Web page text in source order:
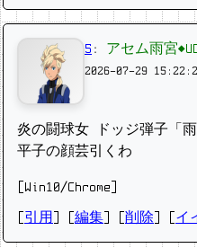
5 : アセム雨宮
2026-07-29
炎の闘球女 ドッジ弾子「
平子の顔芸引くわ
[Win10/Chrome]
引用 編集 削除 イ